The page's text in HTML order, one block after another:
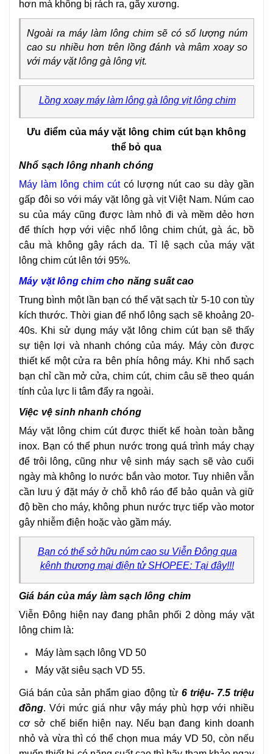
hơn mà không bị rách ra, gãy xương.
Ngoài ra máy làm lông chim sẽ có số lượng núm
cao su nhiều hơn trên lồng đánh và mâm xoay so
với máy vặt lông gà lông vịt.
Lồng xoay máy làm lông gà lông vịt lông chim
Ưu điểm của máy vặt lông chim cút bạn không
thể bỏ qua
Nhổ sạch lông nhanh chóng
Máy làm lông chim cút có lượng nút cao su dày gần
gấp đôi so với máy vặt lông gà vịt Việt Nam. Núm cao
su của máy cũng được làm nhỏ đi và mềm dẻo hơn
để thích hợp với việc nhổ lông chim chút, gà ác, bồ
câu mà không gây rách da. Tỉ lệ sạch của máy vặt
lông chim cút lên tới 95%.
Máy vặt lông chimcho năng suất cao
Trung bình một lần bạn có thể vặt sạch từ 5-10 con tùy
kích thước. Thời gian để nhổ lông sạch sẽ khoảng 20-
40s. Khi sử dụng máy vặt lông chim cút bạn sẽ thấy
sự tiện lợi và nhanh chóng của máy. Máy còn được
thiết kế một cửa ra bên phía hông máy. Khi nhổ sạch
bạn chỉ cần mở cửa, chim cút, chim câu sẽ theo quán
tính của lực li tâm đẩy ra ngoài.
Việc vệ sinh nhanh chóng
Máy vặt lông chim cút được thiết kế hoàn toàn bằng
inox. Bạn có thể phun nước trong quá trình máy chạy
để trôi lông, cũng như vệ sinh máy sạch sẽ vào cuối
ngày mà không lo nước bắn vào motor. Tuy nhiên vẫn
cần lưu ý đặt máy ở chỗ khô ráo để bảo quản và giữ
độ bền cho máy, không phun nước trực tiếp vào motor
gây nhiễm điện hoặc vào gầm máy.
Bạn có thể sở hữu núm cao su Viễn Đông qua
kênh thương mại điện tử SHOPEE: Tại đây!!!
Giá bán của máy làm sạch lông chim
Viễn Đông hiện nay đang phân phối 2 dòng máy vặt
lông chim là:
Máy làm sạch lông VD 50
Máy vặt siêu sạch VD 55.
Giá bán của sản phẩm giao động từ6 triệu- 7.5 triệu
đồng. Với mức giá như vậy máy phù hợp với nhiều
cơ sở chế biến hiện nay. Nếu bạn đang kinh doanh
nhỏ và vừa thì có thể chọn mua máy VD 50, còn nếu